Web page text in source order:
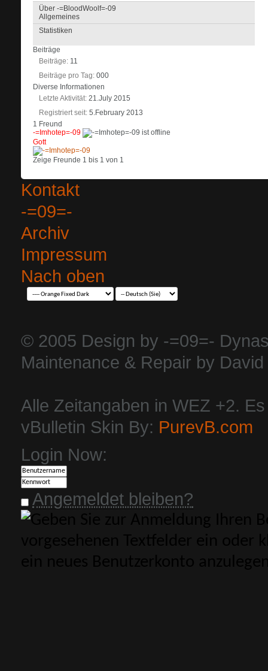
Über -=BloodWoolf=-09
Allgemeines
Statistiken
Beiträge
Beiträge 11
Beiträge pro Tag 000
Diverse Informationen
Letzte Aktivität 21.July 2015
Registriert seit 5.February 2013
1 Freund
-=Imhotep=-09
Gott
Zeige Freunde 1 bis 1 von 1
Kontakt
-=09=-
Archiv
Impressum
Nach oben
© 2005 Design by -=09=-
Maintenance & Repair by
Alle Zeitangaben in WEZ +2.
vBulletin Skin By: PurevB.com
Login Now:
Angemeldet bleiben?